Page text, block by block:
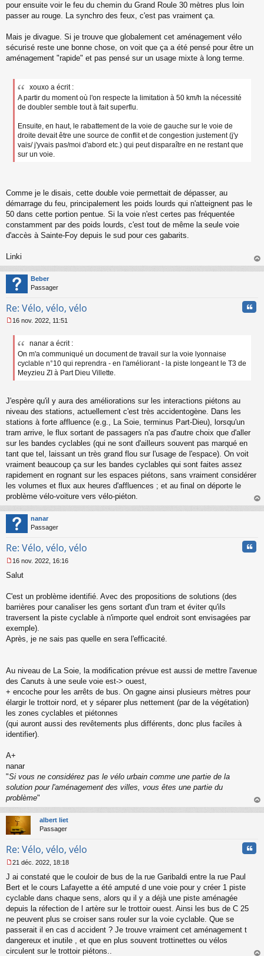
pour ensuite voir le feu du chemin du Grand Roule 30 mètres plus loin
passer au rouge. La synchro des feux, c'est pas vraiment ça.
Mais je divague. Si je trouve que globalement cet aménagement vélo
sécurisé reste une bonne chose, on voit que ça a été pensé pour être un
aménagement "rapide" et pas pensé sur un usage mixte à long terme.
xouxo a écrit :
A partir du moment où l'on respecte la limitation à 50 km/h la nécessité
de doubler semble tout à fait superflu.
Ensuite, en haut, le rabattement de la voie de gauche sur le voie de
droite devait être une source de conflit et de congestion justement (j'y
vais/ j'yvais pas/moi d'abord etc.) qui peut disparaître en ne restant que
sur un voie.
Comme je le disais, cette double voie permettait de dépasser, au
démarrage du feu, principalement les poids lourds qui n'atteignent pas le
50 dans cette portion pentue. Si la voie n'est certes pas fréquentée
constamment par des poids lourds, c'est tout de même la seule voie
d'accès à Sainte-Foy depuis le sud pour ces gabarits.
Linki
au
Beber
Passager
Re: Vélo, vélo, vélo
e
e
o
l
u
16 nov. 2022, 11:51
nanar a écrit :
On m'a communiqué un document de travail sur la voie lyonnaise
cyclable n°10 qui reprendra - en l'améliorant - la piste longeant le T3 de
Meyzieu ZI à Part Dieu Villette.
J'espère qu'il y aura des améliorations sur les interactions piétons au
niveau des stations, actuellement c'est très accidentogène. Dans les
stations à forte affluence (e.g., La Soie, terminus Part-Dieu), lorsqu'un
tram arrive, le flux sortant de passagers n'a pas d'autre choix que d'aller
sur les bandes cyclables (qui ne sont d'ailleurs souvent pas marqué en
tant que tel, laissant un très grand flou sur l'usage de l'espace). On voit
vraiment beaucoup ça sur les bandes cyclables qui sont faites assez
rapidement en rognant sur les espaces piétons, sans vraiment considérer
les volumes et flux aux heures d'affluences ; et au final on déporte le
problème vélo-voiture vers vélo-piéton.
au
nanar
Passager
Re: Vélo, vélo, vélo
e
s
g
e
n
o
16 nov. 2022, 16:16
Salut
C'est un problème identifié. Avec des propositions de solutions (des
barrières pour canaliser les gens sortant d'un tram et éviter qu'ils
traversent la piste cyclable à n'importe quel endroit sont envisagées par
exemple).
Après, je ne sais pas quelle en sera l'efficacité.
Au niveau de La Soie, la modification prévue est aussi de mettre l'avenue
des Canuts à une seule voie est-> ouest,
+ encoche pour les arrêts de bus. On gagne ainsi plusieurs mètres pour
élargir le trottoir nord, et y séparer plus nettement (par de la végétation)
les zones cyclables et piétonnes
(qui auront aussi des revêtements plus différents, donc plus faciles à
identifier).
A+
nanar
"Si vous ne considérez pas le vélo urbain comme une partie de la
solution pour l'aménagement des villes, vous êtes une partie du
problème"
au
albert liet
Passager
Re: Vélo, vélo, vélo
e
s
s
g
e
n
o
n
21 déc. 2022, 18:18
J ai constaté que le couloir de bus de la rue Garibaldi entre la rue Paul
Bert et le cours Lafayette a été amputé d une voie pour y créer 1 piste
cyclable dans chaque sens, alors qu il y a déjà une piste aménagée
depuis la réfection de l artère sur le trottoir ouest. Ainsi les bus de C 25
ne peuvent plus se croiser sans rouler sur la voie cyclable. Que se
passerait il en cas d accident ? Je trouve vraiment cet aménagement t
dangereux et inutile , et que en plus souvent trottinettes ou vélos
circulent sur le trottoir piétons..